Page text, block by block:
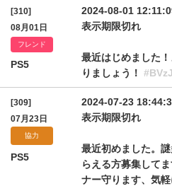
[310]
08月01日
フレンド
PS5
2024-08-01
表示期限切れ
最近はじめました
りましょう！
[309]
07月23日
協力
PS5
2024-07-23
表示期限切れ
最近初めました。
らえる方募集して
ナー守ります、気